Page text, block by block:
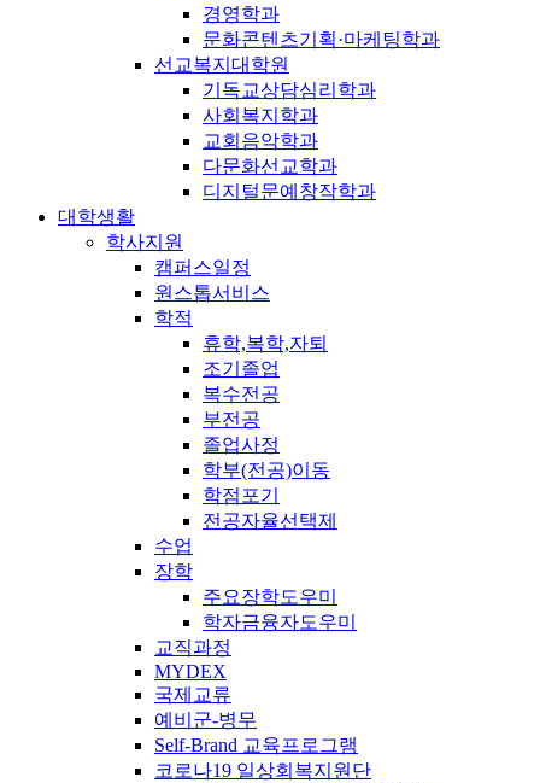
경영학과
문화콘텐츠기획·마케팅학과
선교복지대학원
기독교상담심리학과
사회복지학과
교회음악학과
다문화선교학과
디지털문예창작학과
대학생활
학사지원
캠퍼스일정
원스톱서비스
학적
휴학,복학,자퇴
조기졸업
복수전공
부전공
졸업사정
학부(전공)이동
학점포기
전공자율선택제
수업
장학
주요장학도우미
학자금융자도우미
교직과정
MYDEX
국제교류
예비군-병무
Self-Brand 교육프로그램
코로나19 일상회복지원단